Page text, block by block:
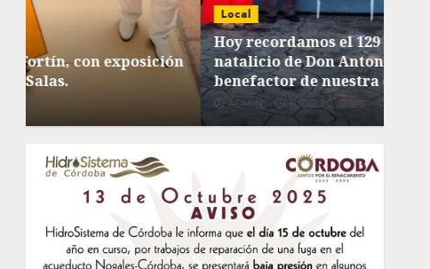
Hoy recordamos el 129 aniversario del
natalicio de Don Antonio Ruiz Galindo,
benefactor de nuestra ciudad.
0